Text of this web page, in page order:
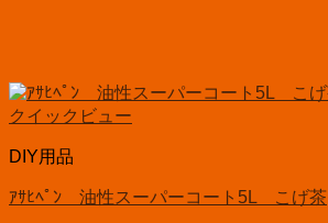
クイックビュー
DIY用品
ｱｻﾋﾍﾟﾝ 油性スーパーコート5L こげ茶